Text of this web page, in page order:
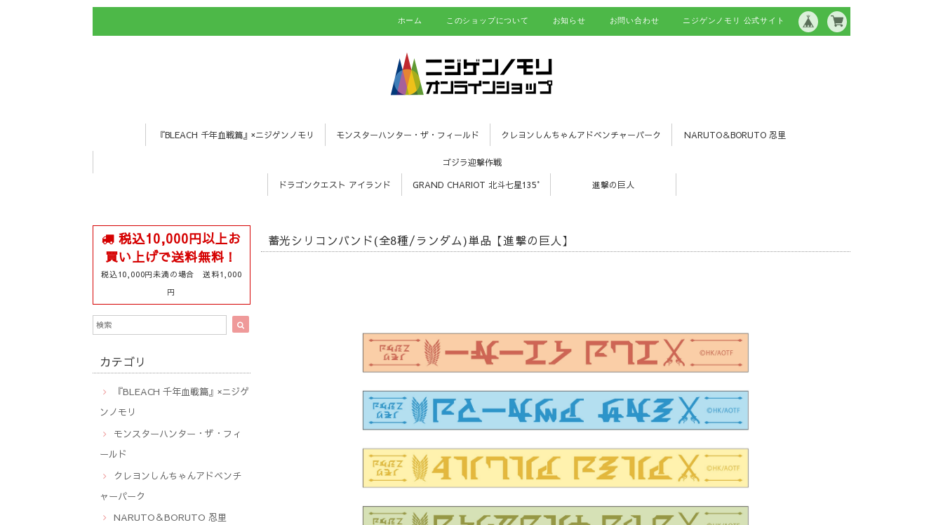
ホーム このショップについて お知らせ お問い合わせ ニジゲンノモリ 公式サイト
『BLEACH 千年血戦篇』×ニジゲンノモリ モンスターハンター・ザ・フィールド クレヨンしんちゃんアドベンチャーパーク NARUTO＆BORUTO 忍里
ゴジラ迎撃作戦
ドラゴンクエスト アイランド
GRAND CHARIOT 北斗七星135° 進撃の巨人
税込10,000円以上お
買い上げで送料無料！
税込10,000円未満の場合 送料1,000
円
カテゴリ
『BLEACH 千年血戦篇』×ニジゲ
ンノモリ
モンスターハンター・ザ・フィ
ールド
クレヨンしんちゃんアドベンチ
ャーパーク
NARUTO＆BORUTO 忍里
蓄光シリコンバンド(全8種/ランダム)単品【進撃の巨人】